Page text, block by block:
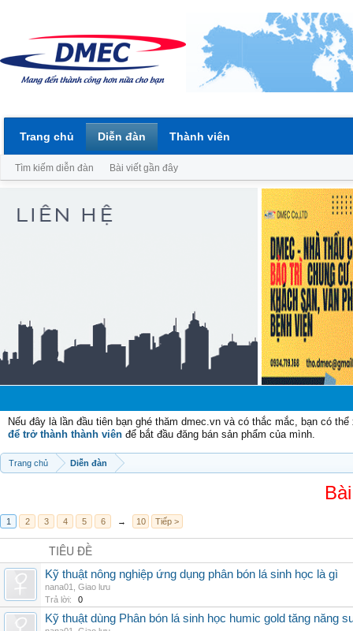
Nếu đây là lần đầu tiên bạn ghé thăm dmec.vn và có thắc mắc, bạn có
để trở thành thành viên để bắt đầu đăng bán sản phẩm của mình.
Trang chủ Diễn đàn
1 2 3 4 5 6 → 10 Tiếp >
TIÊU ĐỀ
Kỹ thuật nông nghiệp ứng dụng phân bón lá sinh học là gì
nana01
Giao lưu
Trả lời:
0
Kỹ thuật dùng Phân bón lá sinh học humic gold tăng năng
Trang chủ Diễn đàn
Tìm kiếm diễn đàn Bài viết gần đây
Thành viên